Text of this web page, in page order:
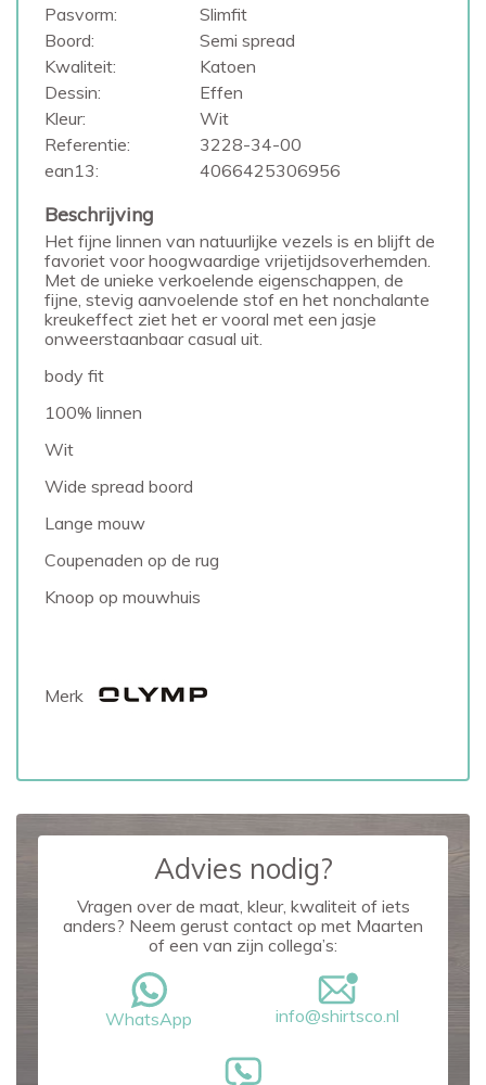
Pasvorm:
Slimfit
Boord:
Semi spread
Kwaliteit:
Katoen
Dessin:
Effen
Kleur:
Wit
Referentie:
3228-34-00
ean13:
4066425306956
Beschrijving
Het fijne linnen van natuurlijke vezels is en blijft de
favoriet voor hoogwaardige vrijetijdsoverhemden.
Met de unieke verkoelende eigenschappen, de
fijne, stevig aanvoelende stof en het nonchalante
kreukeffect ziet het er vooral met een jasje
onweerstaanbaar casual uit.
body fit
100% linnen
Wit
Wide spread boord
Lange mouw
Coupenaden op de rug
Knoop op mouwhuis
Merk
Advies nodig?
Vragen over de maat, kleur, kwaliteit of iets
anders? Neem gerust contact op met Maarten
of een van zijn collega’s:
WhatsApp info@shirtsco.nl